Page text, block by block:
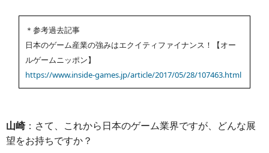
＊参考過去記事
日本のゲーム産業の強みはエクイティファイナンス！【オー
ルゲームニッポン】
https://www.inside-games.jp/article/2017/05/28/107463.html
山崎：さて、これから日本のゲーム業界ですが、どんな展
望をお持ちですか？